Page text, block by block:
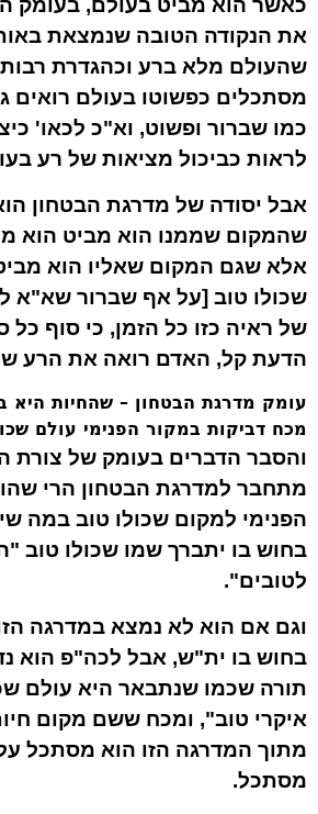
כאשר הוא מביט בעולם, בעומק
את הנקודה הטובה שנמצאת
שהעולם מלא ברע וכהגדרת
מסתכלים כפשוטו בעולם רואים
כמו שברור ופשוט, וא"כ לכאו'
לראות כביכול מציאות של רע
אבל יסודה של מדרגת הבטחון
שהמקום שממנו הוא מביט הוא
אלא שגם המקום שאליו הוא
שכולו טוב [על אף שברור שא"א
של ראיה כזו כל הזמן, כי סוף כל
הדעת קל, האדם רואה את הרע
עומק מדרגת הבטחון – שהחיות היא
מכח דביקות במקור הפנימי עולם
והסבר הדברים בעומק של צורת
מתחבר למדרגת הבטחון הרי
הפנימי למקום שכולו טוב במה
בחוש בו יתברך שמו שכולו טוב
לטובים".
וגם אם הוא לא נמצא במדרגה
בחוש בו ית"ש, אבל לכה"פ הוא
תורה שכמו שנתבאר היא עולם
איקרי טוב", ומכח ששם מקום
מתוך המדרגה הזו הוא מסתכל
מסתכל.